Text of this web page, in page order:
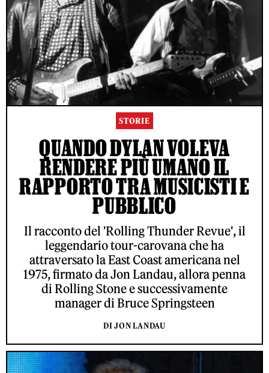
STORIE
QUANDO DYLAN VOLEVA
RENDERE PIÙ UMANO IL
RAPPORTO TRA MUSICISTI E
PUBBLICO
Il racconto del 'Rolling Thunder Revue', il
leggendario tour-carovana che ha
attraversato la East Coast americana nel
1975, firmato da Jon Landau, allora penna
di Rolling Stone e successivamente
manager di Bruce Springsteen
DI JON LANDAU